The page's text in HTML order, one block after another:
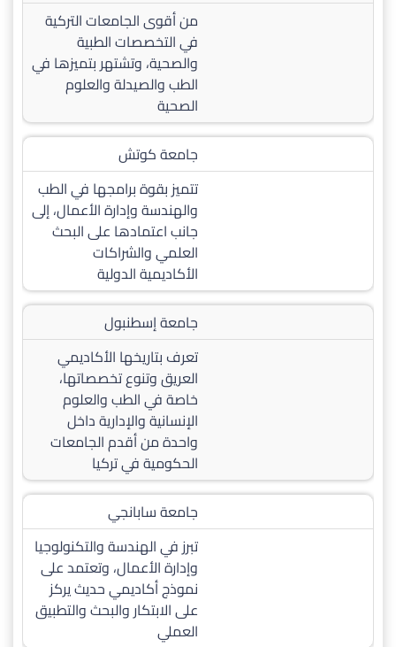
من أقوى الجامعات التركية
في التخصصات الطبية
والصحية، وتشتهر بتميزها في
الطب والصيدلة والعلوم
الصحية
جامعة كوتش
تتميز بقوة برامجها في الطب
والهندسة وإدارة الأعمال، إلى
جانب اعتمادها على البحث
العلمي والشراكات
الأكاديمية الدولية
جامعة إسطنبول
تعرف بتاريخها الأكاديمي
العريق وتنوع تخصصاتها،
خاصة في الطب والعلوم
الإنسانية والإدارية داخل
واحدة من أقدم الجامعات
الحكومية في تركيا
جامعة سابانجي
تبرز في الهندسة والتكنولوجيا
وإدارة الأعمال، وتعتمد على
نموذج أكاديمي حديث يركز
على الابتكار والبحث والتطبيق
العملي